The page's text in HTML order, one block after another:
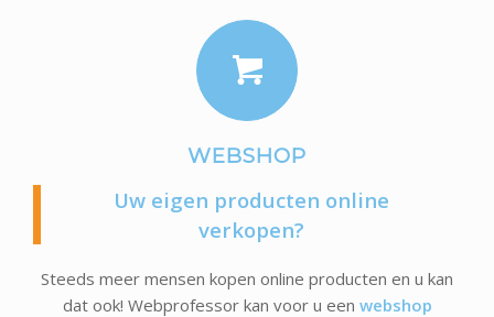
WEBSHOP
Uw eigen producten online
verkopen?
Steeds meer mensen kopen online producten en u kan
dat ook! Webprofessor kan voor u een webshop